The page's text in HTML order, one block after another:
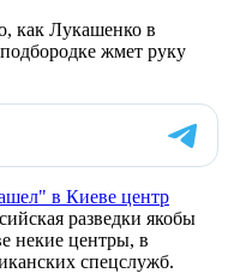
как Лукашенко в
жмет руку
в Киеве центр
разведки якобы
некие центры, в
спецслужб.